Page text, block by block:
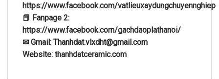
https://www.facebook.com/vatlieuxaydungchuyennghiep
📕 Fanpage 2:
https://www.facebook.com/gachdaoplathanoi/
✉ Gmail: Thanhdat.vlxdht@gmail.com
Website: thanhdatceramic.com